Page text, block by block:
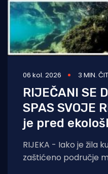
06 kol. 2026 3 MIN.
RIJEČANI SE
SPAS SVOJE
je pred
RIJEKA - Iako je žila
zaštićeno područje